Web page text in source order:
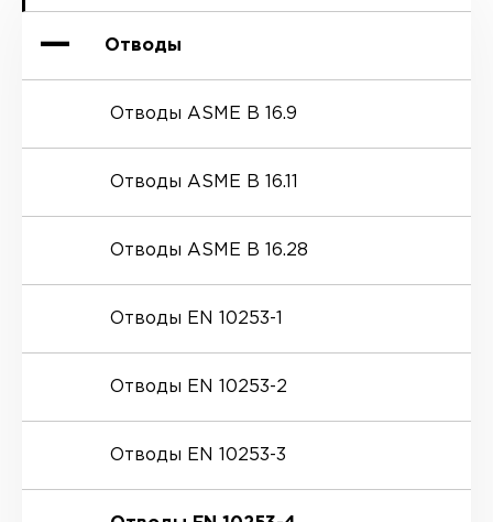
Отводы
Отводы ASME B 16.9
Отводы ASME B 16.11
Отводы ASME B 16.28
Отводы EN 10253-1
Отводы EN 10253-2
Отводы EN 10253-3